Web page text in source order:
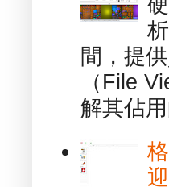
間，提
（File
解其佔